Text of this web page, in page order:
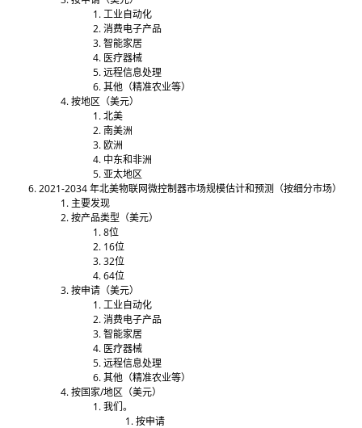
工业自动化
消费电子产品
智能家居
医疗器械
远程信息处理
其他（精准农业等）
按地区（美元）
北美
南美洲
欧洲
中东和非洲
亚太地区
2021-2034 年北美物联网微控制器市场规模估计和预测（按细分市场）
主要发现
按产品类型（美元）
8位
16位
32位
64位
按申请（美元）
工业自动化
消费电子产品
智能家居
医疗器械
远程信息处理
其他（精准农业等）
按国家/地区（美元）
我们。
按申请